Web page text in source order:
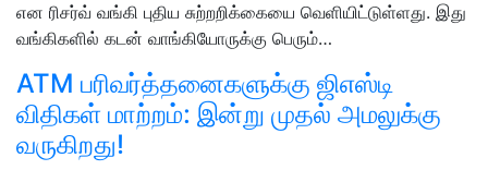
என ரிசர்வ் வங்கி புதிய சுற்றறிக்கையை வெளியிட்டுள்ளது. இது
வங்கிகளில் கடன் வாங்கியோருக்கு பெரும்…
ATM பரிவர்த்தனைகளுக்கு ஜிஎஸ்டி
விதிகள் மாற்றம்: இன்று முதல் அமலுக்கு
வருகிறது!